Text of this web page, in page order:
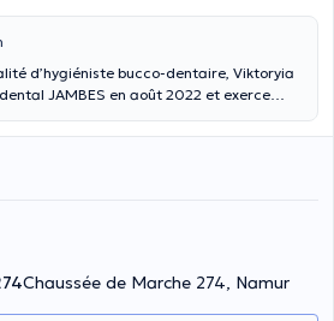
d’hygiéniste bucco-dentaire, Viktoryia
JAMBES en août 2022 et exerce
généraliste en Biélorussie et avoir
en Belgique pour raison familiale.
pas pu obtenir l’équivalence pour son
a donc courageusement repris les
pour le dentaire, elle a décidé de se
de l’université de Liège comme
d’à nouveau pouvoir être en contact et
Chaussée de Marche 274, Namur